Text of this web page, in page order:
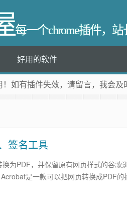
每一个chrome插件，
好用的软件
！如有插件失效，请留言，我会及
签名工具
为PDF，并保留原有网页样式的谷歌
是一款可以把网页转换成PDF的